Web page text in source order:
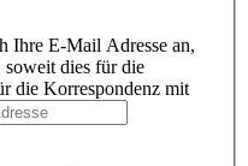
Ihre E-Mail Adresse an,
soweit dies für die
die Korrespondenz mit